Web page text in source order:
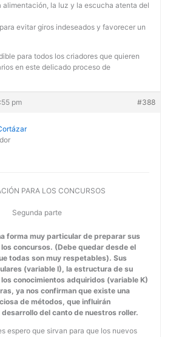
alimentación, la luz y la escucha atenta del
evitar giros indeseados y favorecer un
para todos los criadores que quieren
en este delicado proceso de
pm #388
PARA LOS CONCURSOS
Segunda parte
forma muy particular de preparar sus
concursos. (Debe quedar desde el
todas son muy respetables). Sus
(variable I), la estructura de su
conocimientos adquiridos (variable K)
ya nos confirman que existe una
de métodos, que influirán
del canto de nuestros roller.
espero que sirvan para que los nuevos